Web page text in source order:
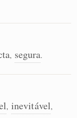
, segura.
, inevitável,